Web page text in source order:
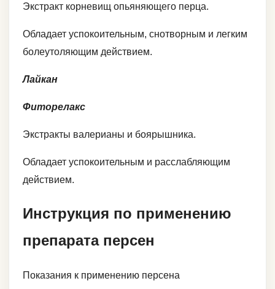
Экстракт корневищ опьяняющего перца.
Обладает успокоительным, снотворным и легким
болеутоляющим действием.
Лайкан
Фиторелакс
Экстракты валерианы и боярышника.
Обладает успокоительным и расслабляющим
действием.
Инструкция по применению
препарата персен
Показания к применению персена